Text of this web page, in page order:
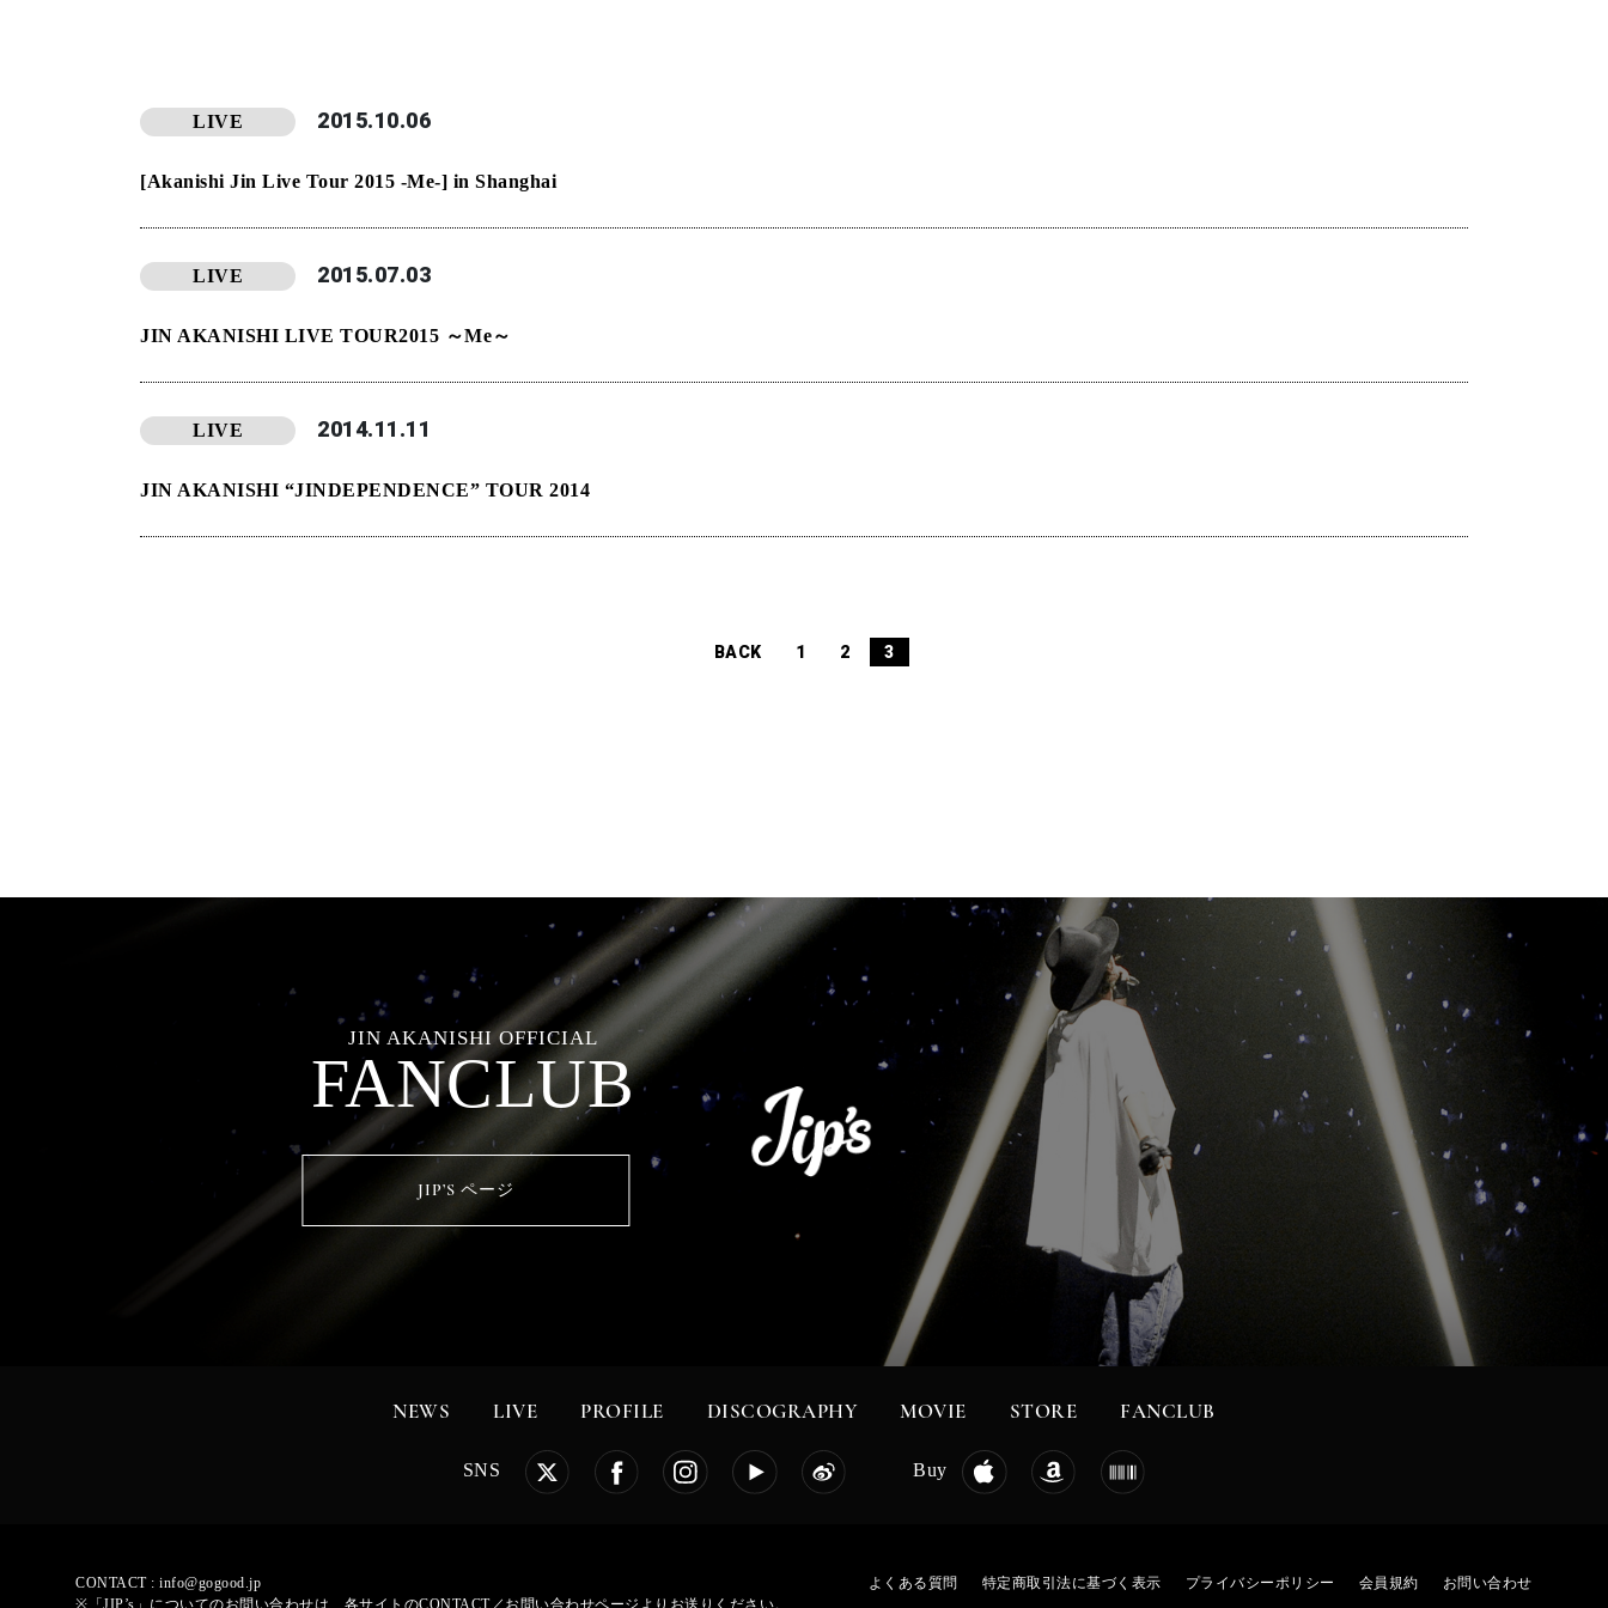
LIVE 2015.10.06
​[Akanishi Jin Live Tour 2015 -Me-] in Shanghai
LIVE 2015.07.03
JIN AKANISHI LIVE TOUR2015 ～Me～
LIVE 2014.11.11
JIN AKANISHI “JINDEPENDENCE” TOUR 2014
BACK 1 2 3
JIN AKANISHI OFFICIAL
FANCLUB
JIP’S ページ
NEWS LIVE PROFILE DISCOGRAPHY MOVIE STORE FANCLUB
SNS Buy
CONTACT :info@gogood.jp
よくある質問 特定商取引法に基づく表示 プライバシーポリシー 会員規約 お問い合わせ